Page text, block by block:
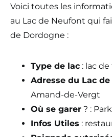
Voici toutes les
au Lac de Neufont qui
de Dordogne :
Type de lac : lac
Adresse du Lac
Amand-de-Vergt
Où se garer ? :
Infos Utiles :